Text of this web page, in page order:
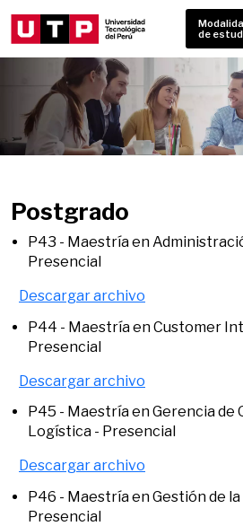
de
Postgrado
P43 - Maestría en
Presencial
Descargar archivo
P44 - Maestría en Customer
Presencial
Descargar archivo
P45 - Maestría en Gerencia de
Logística - Presencial
Descargar archivo
P46 - Maestría en Gestión de
Presencial